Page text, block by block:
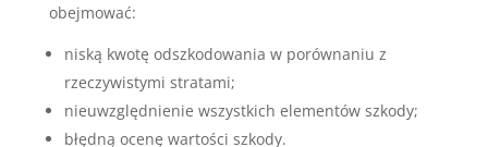
obejmować:
niską kwotę odszkodowania w porównaniu z
rzeczywistymi stratami;
nieuwzględnienie wszystkich elementów szkody;
błędną ocenę wartości szkody.